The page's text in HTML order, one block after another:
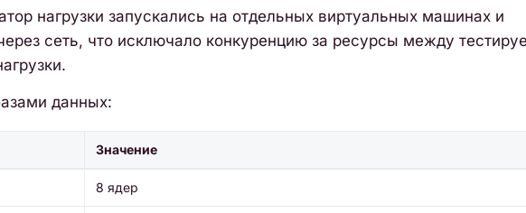
нагрузки запускались на отдельных виртуальных машинах и
сеть, что исключало конкуренцию за ресурсы между
данных:
Значение
8 ядер